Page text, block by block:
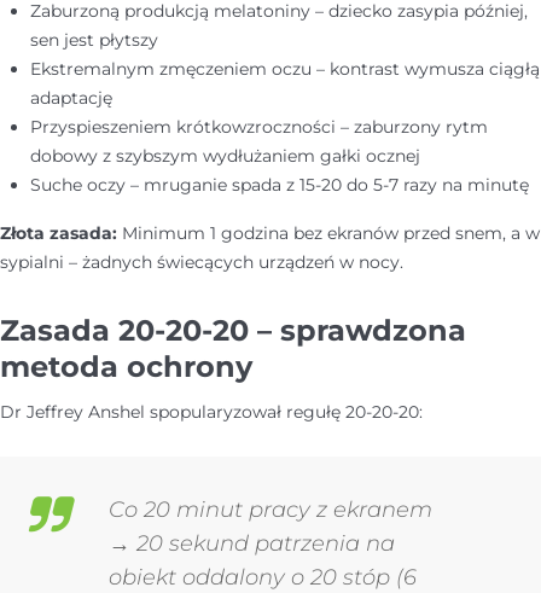
Zaburzoną produkcją melatoniny – dziecko zasypia później,
sen jest płytszy
Ekstremalnym zmęczeniem oczu – kontrast wymusza ciągłą
adaptację
Przyspieszeniem krótkowzroczności – zaburzony rytm
dobowy z szybszym wydłużaniem gałki ocznej
Suche oczy – mruganie spada z 15-20 do 5-7 razy na minutę
Złota zasada: Minimum 1 godzina bez ekranów przed snem, a w
sypialni – żadnych świecących urządzeń w nocy.
Zasada 20-20-20 – sprawdzona
metoda ochrony
Dr Jeffrey Anshel spopularyzował regułę 20-20-20:
Co 20 minut pracy z ekranem
→ 20 sekund patrzenia na
obiekt oddalony o 20 stóp (6